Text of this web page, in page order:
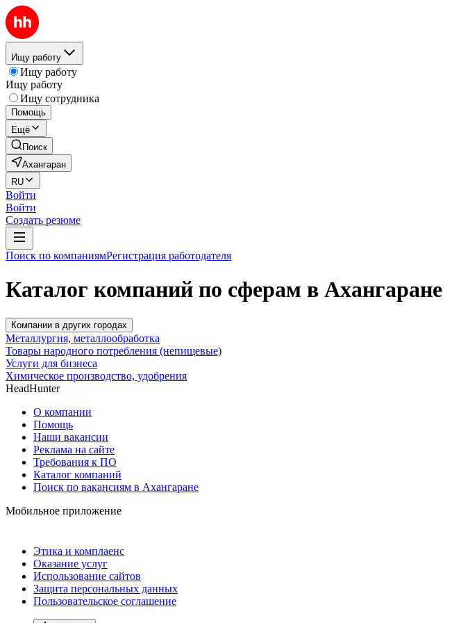
Ищу работу
Ищу работу
Ищу работу
Ищу сотрудника
Помощь
Ещё
Поиск
Ахангаран
RU
Войти
Войти
Создать резюме
Поиск по компаниямРегистрация работодателя
Каталог компаний по сферам в Ахангаране
Компании в других городах
Металлургия, металлообработка
Товары народного потребления (непищевые)
Услуги для бизнеса
Химическое производство, удобрения
HeadHunter
О компании
Помощь
Наши вакансии
Реклама на сайте
Требования к ПО
Каталог компаний
Поиск по вакансиям в Ахангаране
Мобильное приложение
Этика и комплаенс
Оказание услуг
Использование сайтов
Защита персональных данных
Пользовательское соглашение